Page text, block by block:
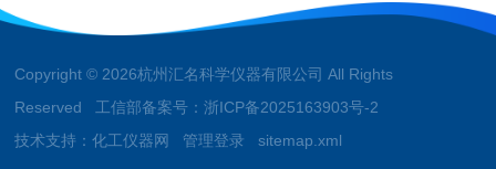
Copyright © 2026杭州汇名科学仪器有限公司 All Rights
Reserved 工信部备案号：浙ICP备2025163903号-2
技术支持：化工仪器网 管理登录 sitemap.xml